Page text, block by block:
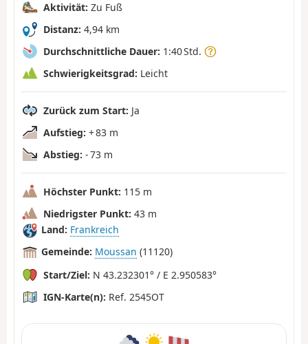
Aktivität: Zu Fuß
Distanz: 4,94 km
Durchschnittliche Dauer: 1:40 Std.
Schwierigkeitsgrad: Leicht
Zurück zum Start: Ja
Aufstieg: + 83 m
Abstieg: - 73 m
Höchster Punkt: 115 m
Niedrigster Punkt: 43 m
Land: Frankreich
Gemeinde: Moussan (11120)
Start/Ziel: N 43.232301° / E 2.950583°
IGN-Karte(n): Ref. 2545OT